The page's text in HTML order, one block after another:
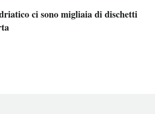
ci sono migliaia di dischetti